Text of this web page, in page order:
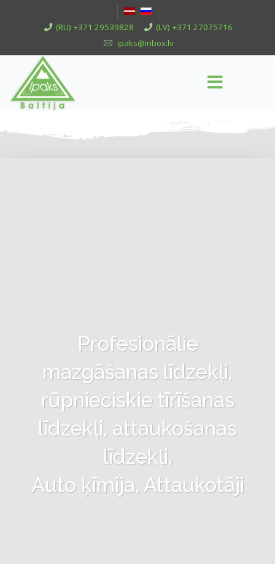
(RU) +371 29539828
(LV) +371 27075716
ipaks@inbox.lv
Profesionālie
mazgāšanas līdzekļi,
rūpnieciskie tīrīšanas
līdzekļi, attaukošanas
līdzekļi,
Auto ķīmija, Attaukotāji